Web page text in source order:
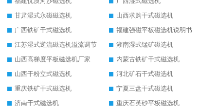
甘肃湿式永磁磁选机
山西求购干式磁选机
广西铁矿干式磁选机
福建强磁平板磁选机说明书
江苏湿式逆流磁选机溢流调节
湖南湿式锰矿磁选机
山西高梯度平板磁选机厂家
内蒙古铁矿干式磁选机
山西干粉立式磁选机
河北矿石干式磁选机
重庆铁矿干式磁选机
宁夏三盘干式磁选机
济南干式磁选机
重庆石英砂平板磁选机